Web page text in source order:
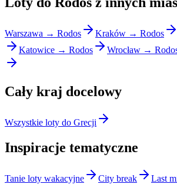
Warszawa → Rodos Kraków → Rodos
Katowice → Rodos
Wrocław →
Cały kraj docelowy
Wszystkie loty do Grecji
Inspiracje tematyczne
Tanie loty wakacyjne City break Last